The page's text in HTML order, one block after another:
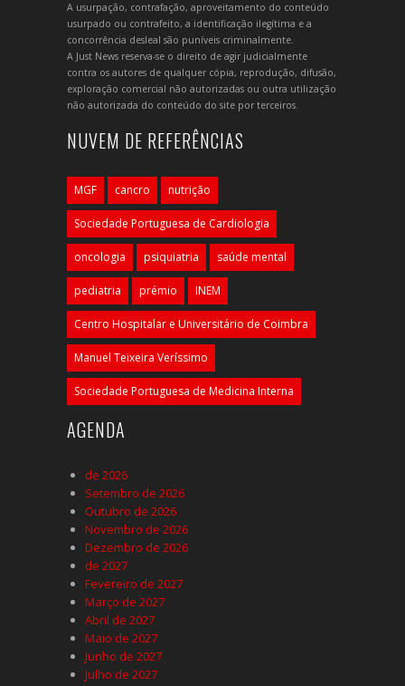
A usurpação, contrafação, aproveitamento do conteúdo
usurpado ou contrafeito, a identificação ilegítima e a
concorrência desleal são puníveis criminalmente.
A Just News reserva-se o direito de agir judicialmente
contra os autores de qualquer cópia, reprodução, difusão,
exploração comercial não autorizadas ou outra utilização
não autorizada do conteúdo do site por terceiros.
NUVEM DE REFERÊNCIAS
MGF cancro nutrição
Sociedade Portuguesa de Cardiologia
oncologia psiquiatria saúde mental
pediatria prémio INEM
Centro Hospitalar e Universitário de Coimbra
Manuel Teixeira Veríssimo
Sociedade Portuguesa de Medicina Interna
AGENDA
de 2026
Setembro de 2026
Outubro de 2026
Novembro de 2026
Dezembro de 2026
de 2027
Fevereiro de 2027
Março de 2027
Abril de 2027
Maio de 2027
Junho de 2027
Julho de 2027